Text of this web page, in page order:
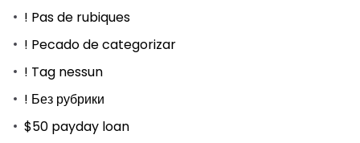
! Pas de rubiques
! Pecado de categorizar
! Tag nessun
! Без рубрики
$50 payday loan